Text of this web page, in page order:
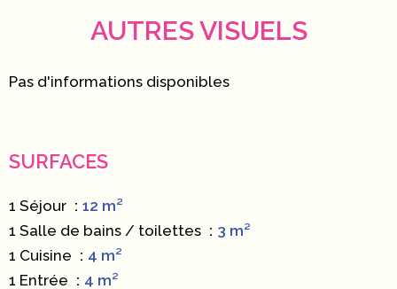
AUTRES VISUELS
Pas d'informations disponibles
SURFACES
1 Séjour
12 m²
1 Salle de bains / toilettes
3 m²
1 Cuisine
4 m²
1 Entrée
4 m²